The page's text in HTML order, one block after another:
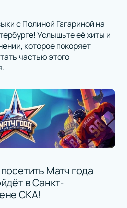
с Полиной Гагариной на
Услышьте её хиты и
которое покоряет
частью этого
Матч года
в Санкт-
СКА!